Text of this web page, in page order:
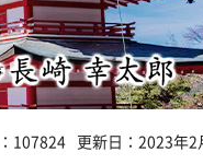
107824 更新日：2023年2